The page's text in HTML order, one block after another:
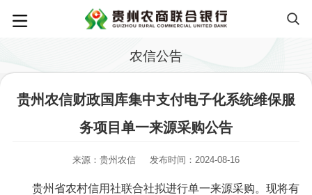
农信公告
贵州农信财政国库集中支付电子化系统维保服
务项目单一来源采购公告
来源：贵州农信 发布时间：2024-08-16
贵州省农村信用社联合社拟进行单一来源采购。现将有